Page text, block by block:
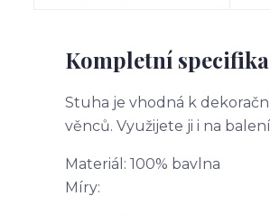
Kompletní
Stuha je vhodná k
věnců. Využijete ji i na
Materiál: 100% bavlna
Míry: